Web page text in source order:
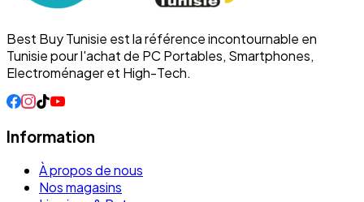
Best Buy Tunisie est la référence incontournable en
Tunisie pour l'achat de PC Portables, Smartphones,
Electroménager et High-Tech.
Information
À propos de nous
Nos magasins